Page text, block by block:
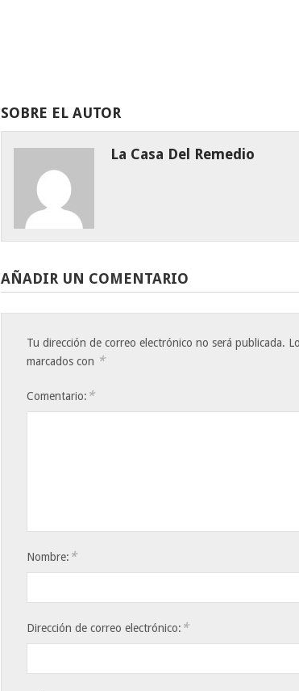
SOBRE EL AUTOR
La Casa Del Remedio
AÑADIR UN COMENTARIO
Tu dirección de correo electrónico no será publicada.
marcados con *
Comentario: *
Nombre: *
Dirección de correo electrónico: *